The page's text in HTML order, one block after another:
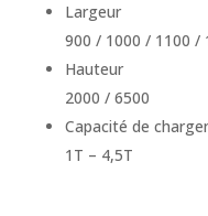
Largeur
900 / 1000 / 1100 /
Hauteur
2000 / 6500
Capacité de
1T – 4,5T